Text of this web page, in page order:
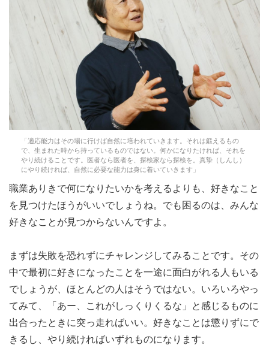
「適応能力はその場に行けば自然に培われていきます。それは鍛えるもの
で、生まれた時から持っているものではない。何かになりたければ、それを
やり続けることです。医者なら医者を、探検家なら探検を。真摯（しんし）
にやり続ければ、自然に必要な能力は身に着いていきます」
職業ありきで何になりたいかを考えるよりも、好きなこと
を見つけたほうがいいでしょうね。でも困るのは、みんな
好きなことが見つからないんですよ。
まずは失敗を恐れずにチャレンジしてみることです。その
中で最初に好きになったことを一途に面白がれる人もいる
でしょうが、ほとんどの人はそうではない。いろいろやっ
てみて、「あー、これがしっくりくるな」と感じるものに
出合ったときに突っ走ればいい。好きなことは懲りずにで
きるし、やり続ければいずれものになります。